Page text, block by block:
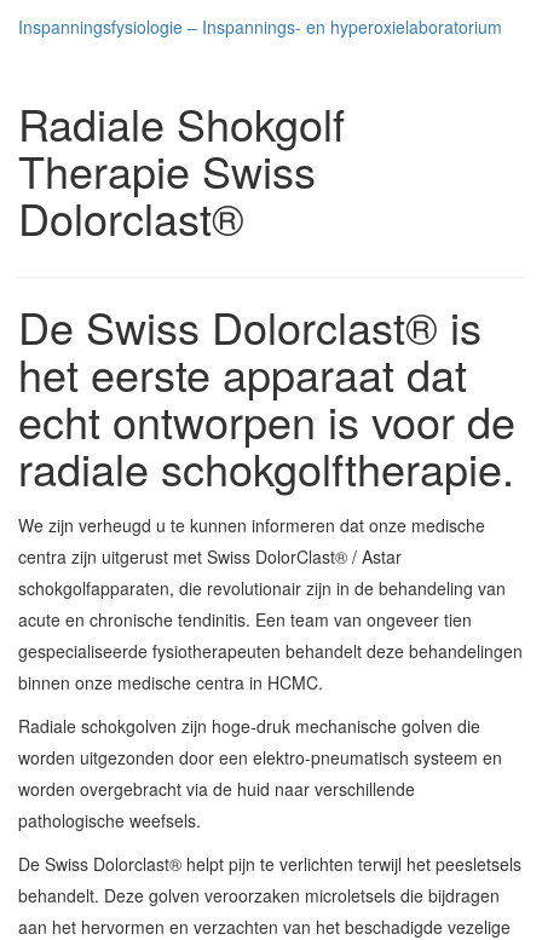
Inspanningsfysiologie – Inspannings- en hyperoxielaboratorium
Radiale Shokgolf
Therapie Swiss
Dolorclast®
De Swiss Dolorclast® is
het eerste apparaat dat
echt ontworpen is voor de
radiale schokgolftherapie.
We zijn verheugd u te kunnen informeren dat onze medische
centra zijn uitgerust met Swiss DolorClast® / Astar
schokgolfapparaten, die revolutionair zijn in de behandeling van
acute en chronische tendinitis. Een team van ongeveer tien
gespecialiseerde fysiotherapeuten behandelt deze behandelingen
binnen onze medische centra in HCMC.
Radiale schokgolven zijn hoge-druk mechanische golven die
worden uitgezonden door een elektro-pneumatisch systeem en
worden overgebracht via de huid naar verschillende
pathologische weefsels.
De Swiss Dolorclast® helpt pijn te verlichten terwijl het peesletsels
behandelt. Deze golven veroorzaken microletsels die bijdragen
aan het hervormen en verzachten van het beschadigde vezelige